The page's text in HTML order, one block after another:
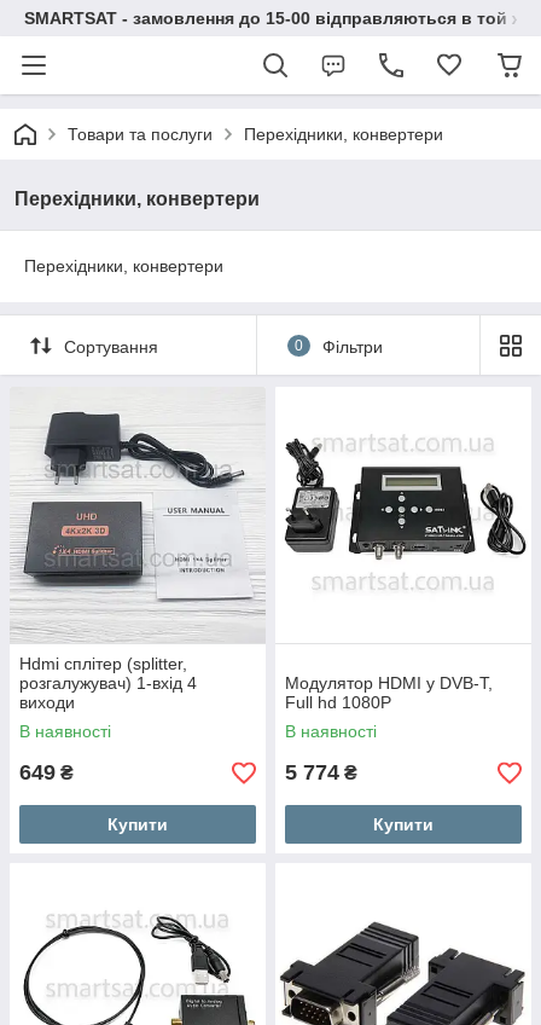
SMARTSAT - замовлення до 15-00 відправляються в той же
Товари та послуги Перехідники, конвертери
Перехідники, конвертери
Перехідники, конвертери
Сортування 0 Фільтри
Hdmi сплітер (splitter,
розгалужувач) 1-вхід 4
виходи
В наявності
649 ₴
Купити
Модулятор HDMI у DVB-T,
Full hd 1080P
В наявності
5 774 ₴
Купити